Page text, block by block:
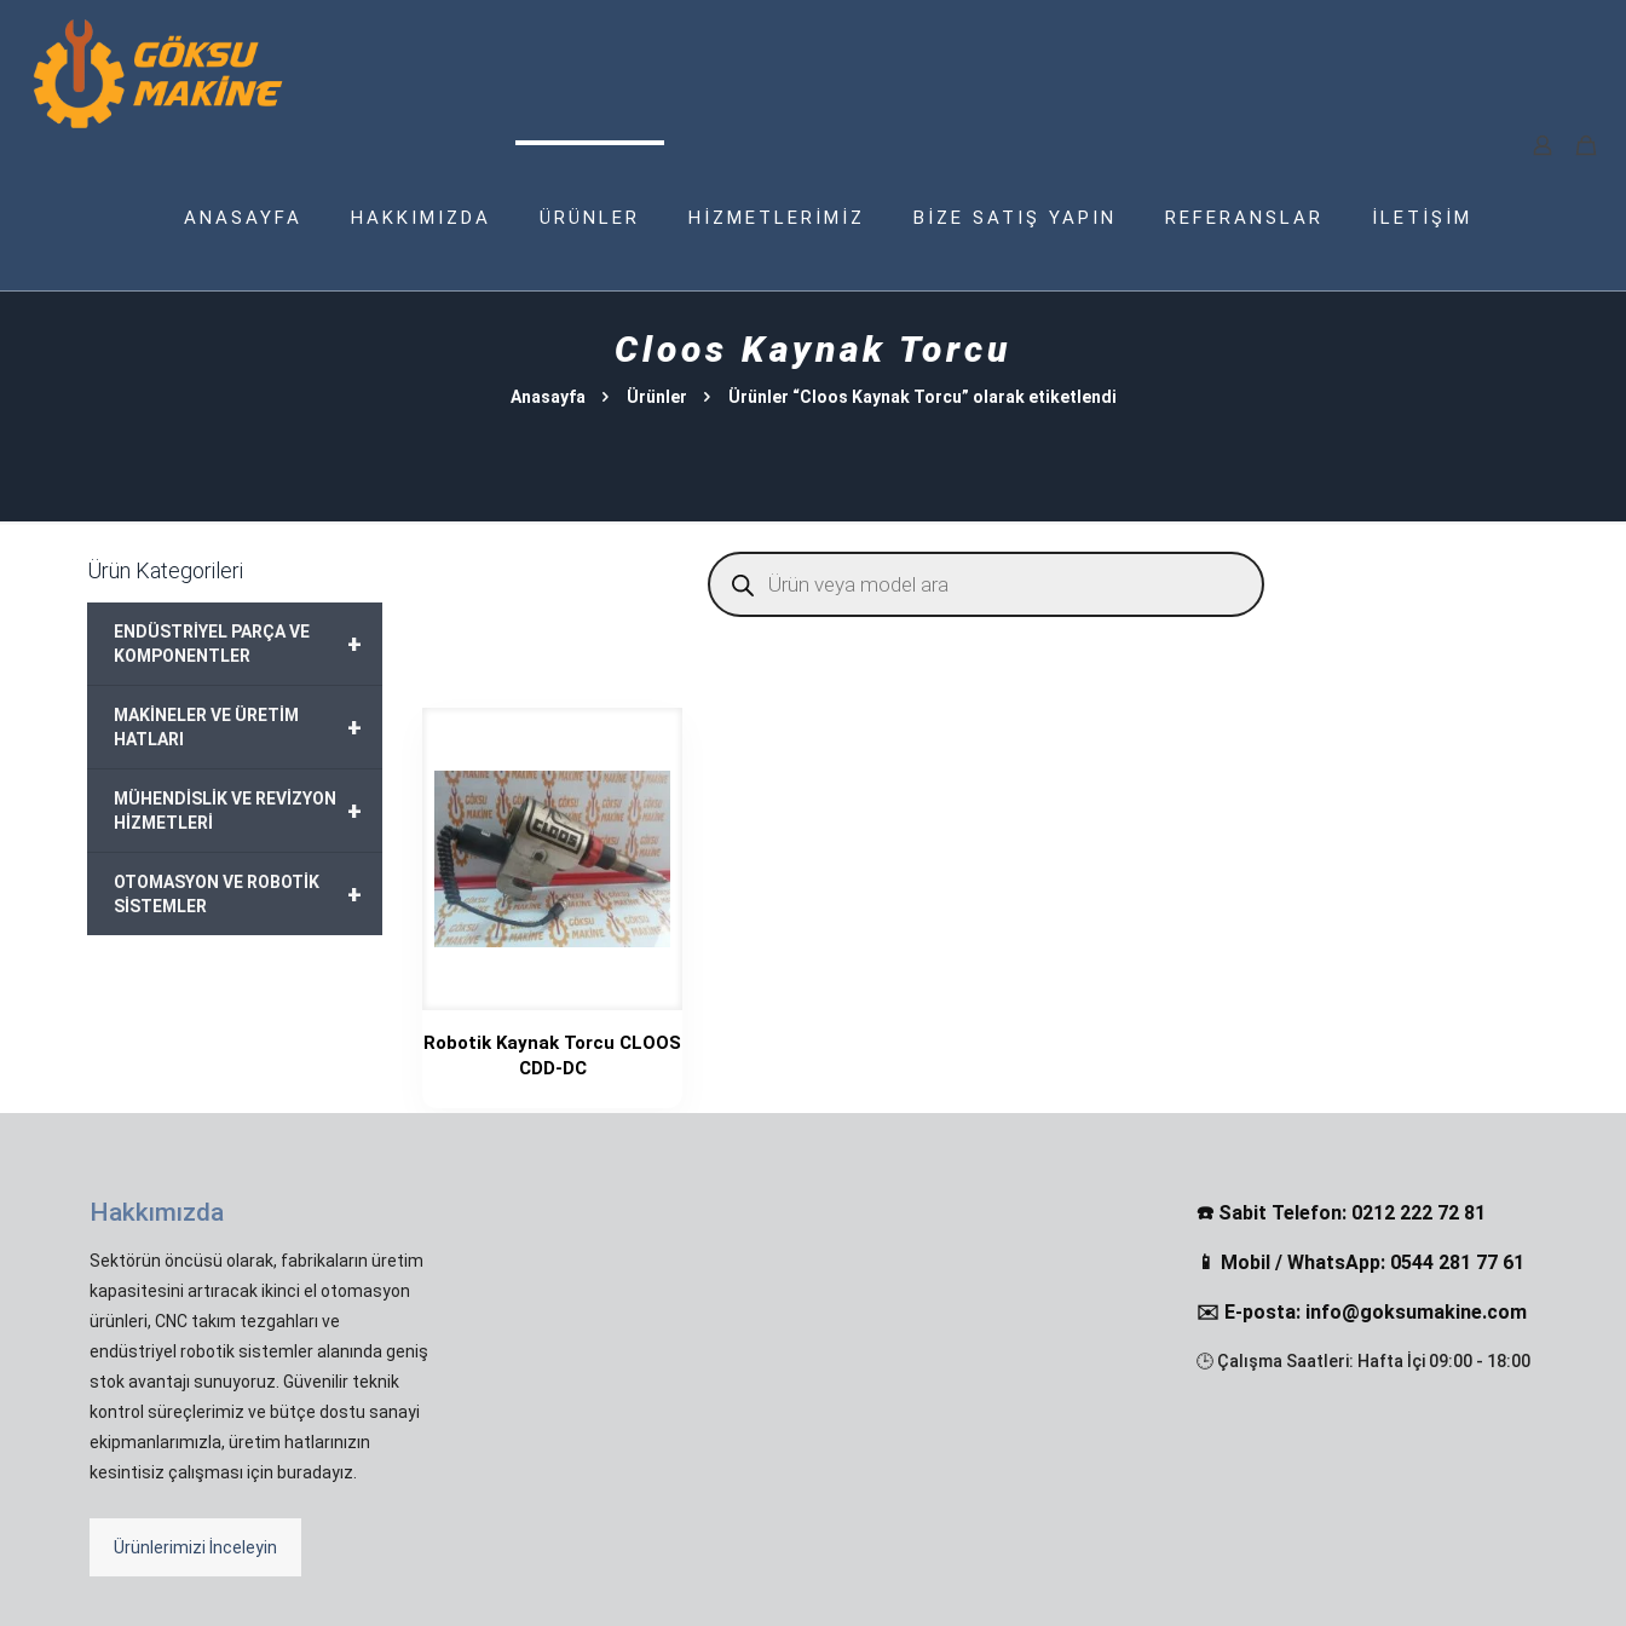
ANASAYFA HAKKIMIZDA ÜRÜNLER HİZMETLERİMİZ BİZE SATIŞ YAPIN REFERANSLAR İLETİŞİM
Cloos Kaynak Torcu
Anasayfa Ürünler Ürünler “Cloos Kaynak Torcu” olarak etiketlendi
Products
search
Robotik Kaynak Torcu CLOOS
CDD-DC
Ürün Kategorileri
+
ENDÜSTRİYEL PARÇA VE
KOMPONENTLER
+
MAKİNELER VE ÜRETİM
HATLARI
+
MÜHENDİSLİK VE REVİZYON
HİZMETLERİ
+
OTOMASYON VE ROBOTİK
SİSTEMLER
Hakkımızda
Sektörün öncüsü olarak, fabrikaların üretim
kapasitesini artıracak ikinci el otomasyon
ürünleri, CNC takım tezgahları ve
endüstriyel robotik sistemler alanında geniş
stok avantajı sunuyoruz. Güvenilir teknik
kontrol süreçlerimiz ve bütçe dostu sanayi
ekipmanlarımızla, üretim hatlarınızın
kesintisiz çalışması için buradayız.
Ürünlerimizi İnceleyin
☎️ Sabit Telefon: 0212 222 72 81
📱 Mobil / WhatsApp: 0544 281 77 61
✉️ E-posta: info@goksumakine.com
🕒 Çalışma Saatleri: Hafta İçi 09:00 - 18:00